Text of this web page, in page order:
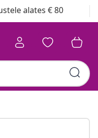
alates € 80